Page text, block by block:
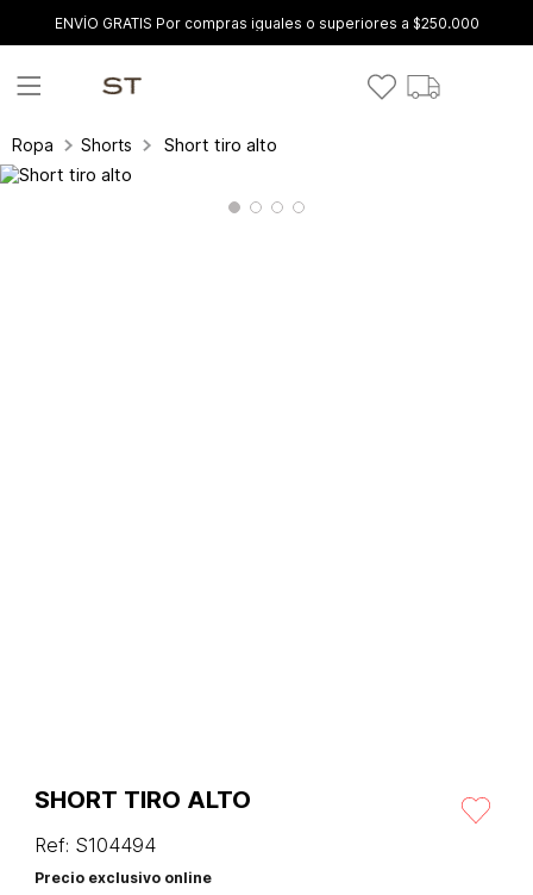
ENVÍO GRATIS Por compras iguales o superiores a $250.000
Ropa Shorts Short tiro alto
SHORT TIRO ALTO
Ref: S104494
Precio exclusivo online